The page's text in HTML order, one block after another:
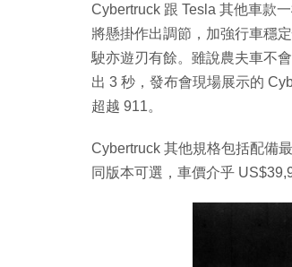
Cybertruck 跟 Tesla 其他車款
將懸掛作出調節，加強行車穩
駛亦遊刃有餘。雖說農夫車不
出 3 秒，發布會現場展示的
超越 911。
Cybertruck 其他規格包括配備
同版本可選，車價介乎